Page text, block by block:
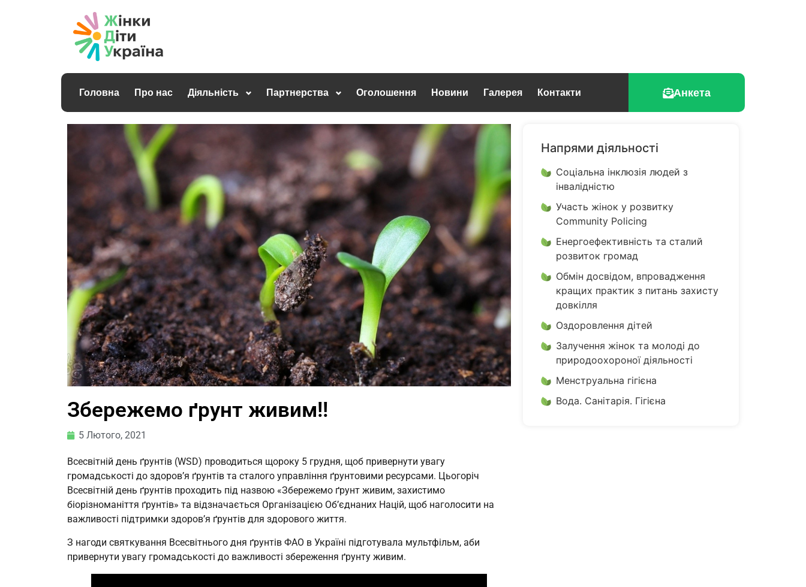
Головна Про нас Діяльність Партнерства Оголошення Новини Галерея Контакти Анкета
Збережемо ґрунт живим!!
5 Лютого, 2021
Всесвітній день ґрунтів (WSD) проводиться щороку 5 грудня, щоб привернути увагу
громадськості до здоров’я ґрунтів та сталого управління ґрунтовими ресурсами. Цьогоріч
Всесвітній день ґрунтів проходить під назвою «Збережемо ґрунт живим, захистимо
біорізноманіття ґрунтів» та відзначається Організацією Об’єднаних Націй, щоб наголосити на
важливості підтримки здоров’я ґрунтів для здорового життя.
З нагоди святкування Всесвітнього дня ґрунтів ФАО в Україні підготувала мультфільм, аби
привернути увагу громадськості до важливості збереження ґрунту живим.
Напрями діяльності
Соціальна інклюзія людей з
інвалідністю
Участь жінок у розвитку
Community Policing
Енергоефективність та сталий
розвиток громад
Обмін досвідом, впровадження
кращих практик з питань захисту
довкілля
Оздоровлення дітей
Залучення жінок та молоді до
природоохороної діяльності
Менструальна гігієна
Вода. Санітарія. Гігієна